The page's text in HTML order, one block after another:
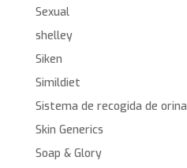
Sexual
shelley
Siken
Simildiet
Sistema de recogida de orina
Skin Generics
Soap & Glory